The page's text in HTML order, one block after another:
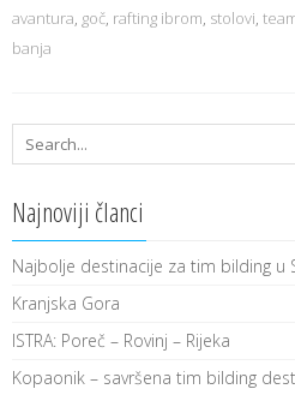
avantura, goč, rafting ibrom, stolovi,
banja
Najnoviji članci
Najbolje destinacije za tim bilding u
Kranjska Gora
ISTRA: Poreč – Rovinj – Rijeka
Kopaonik – savršena tim bilding